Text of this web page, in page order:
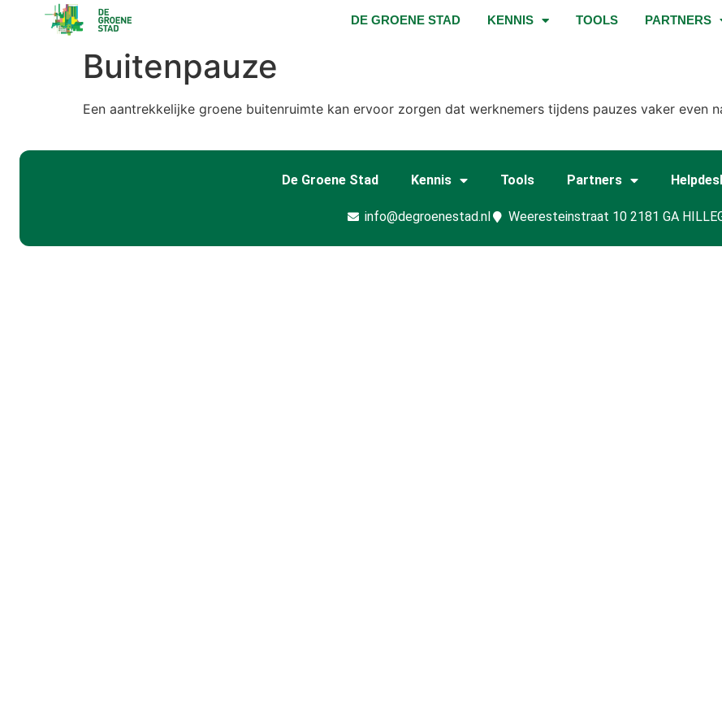
DE GROENE STAD KENNIS TOOLS PARTNERS
Buitenpauze
Een aantrekkelijke groene buitenruimte kan ervoor zorgen dat werknemers tijdens pauzes vaker even
De Groene Stad Kennis Tools Partners
info@degroenestad.nl Weeresteinstraat 10 2181 GA